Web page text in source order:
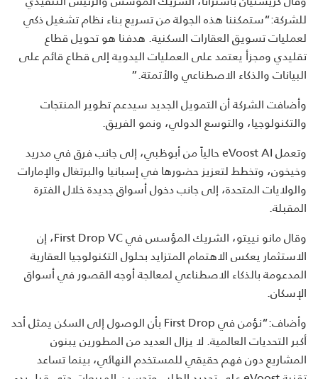
للشركة:“ستمكننا هذه الجولة من تسريع بناء نظام تشغيل ذكي
لعمليات تسويق العقارات السكنية. هدفنا هو تحويل قطاع
تقليدي ومجزأ يعتمد على العمليات اليدوية إلى قطاع قائم على
البيانات والذكاء الاصطناعي والأتمتة.”
وأضافت الشركة أن التمويل الجديد سيدعم تطوير المنتجات
والتكنولوجيا، والتوسع الدولي، ونمو الفريق.
وتعمل eVoost AI حالياً من أبوظبي، إلى جانب فرق في مدريد
وخيخون، وتخطط لتعزيز حضورها في إسبانيا والبرتغال والإمارات
والولايات المتحدة، إلى جانب دخول أسواق جديدة خلال الفترة
المقبلة.
وقال مانو نييتو، الشريك المؤسس في First Drop VC، إن
الاستثمار يعكس الاهتمام المتزايد بحلول التكنولوجيا العقارية
المدعومة بالذكاء الاصطناعي لمعالجة أوجه القصور في أسواق
الإسكان.
وأضاف:“نؤمن في First Drop بأن الوصول إلى السكن يمثل أحد
أكبر التحديات العالمية. لا يزال العديد من المطورين يبنون
المشاريع دون فهم حقيقي للمستخدم النهائي، بينما تساعد